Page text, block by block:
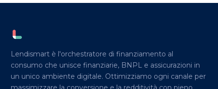
Lendismart è l'orchestratore di finanziamento al
consumo che unisce finanziarie, BNPL e assicurazioni in
un unico ambiente digitale. Ottimizziamo ogni canale per